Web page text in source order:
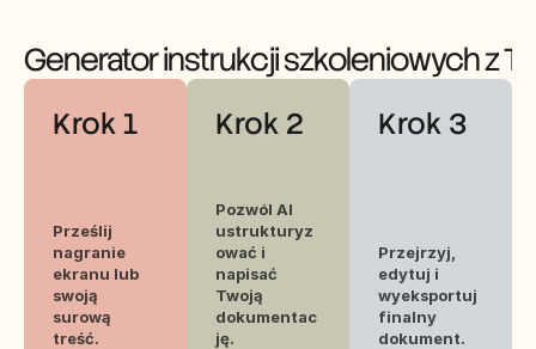
Generator instrukcji szkoleniowych z
Krok 1
Prześlij
nagranie
ekranu lub
swoją
surową
treść.
Krok 2
Pozwól AI
ustrukturyz
ować i
napisać
Twoją
dokumentac
ję.
Krok 3
Przejrzyj,
edytuj i
wyeksportuj
finalny
dokument.